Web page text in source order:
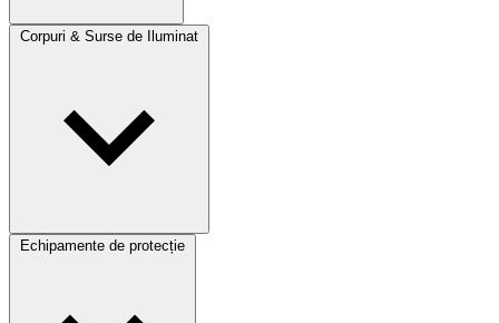
Corpuri & Surse de Iluminat
Echipamente de protecție